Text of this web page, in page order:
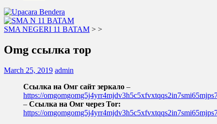
SMA NEGERI 11 BATAM > >
Omg ссылка тор
March 25, 2019 admin
Ссылка на Омг сайт зеркало –
https://
– Ссылка на Омг через Tor:
https://